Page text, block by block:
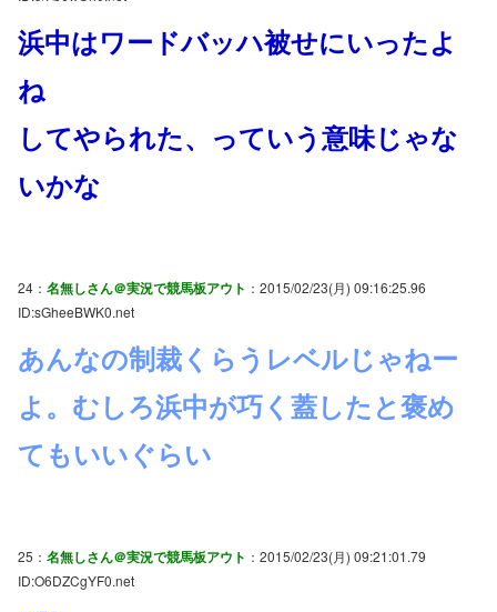
浜中はワードバッハ被せにいったよ
ね
してやられた、っていう意味じゃな
いかな
24： 名無しさん＠実況で競馬板アウト ：2015/02/23(月) 09:16:25.96
ID:sGheeBWK0.net
あんなの制裁くらうレベルじゃねー
よ。むしろ浜中が巧く蓋したと褒め
てもいいぐらい
25： 名無しさん＠実況で競馬板アウト ：2015/02/23(月) 09:21:01.79
ID:O6DZCgYF0.net